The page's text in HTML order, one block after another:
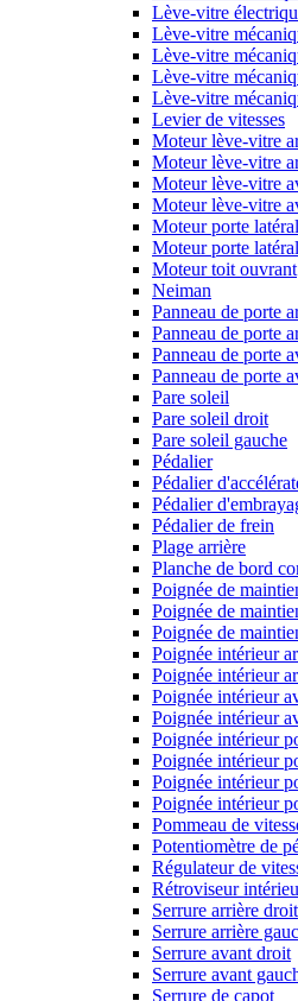
Lève-vitre
Lève-vitre
Lève-vitre
Lève-vitre
Lève-vitre
Levier de vitesses
Moteur lève-vitre
Moteur lève-vitre
Moteur lève-vitre
Moteur lève-vitre
Moteur porte
Moteur porte
Moteur toit ouvrant
Neiman
Panneau de porte
Panneau de porte
Panneau de porte
Panneau de porte
Pare soleil
Pare soleil droit
Pare soleil gauche
Pédalier
Pédalier
Pédalier
Pédalier de frein
Plage arrière
Planche de bord
Poignée de
Poignée de
Poignée de
Poignée intérieur
Poignée intérieur
Poignée intérieur
Poignée intérieur
Poignée intérieur
Poignée intérieur
Poignée intérieur
Poignée intérieur
Pommeau de
Potentiomètre de
Régulateur de
Rétroviseur
Serrure arrière droit
Serrure arrière
Serrure avant droit
Serrure avant
Serrure de capot